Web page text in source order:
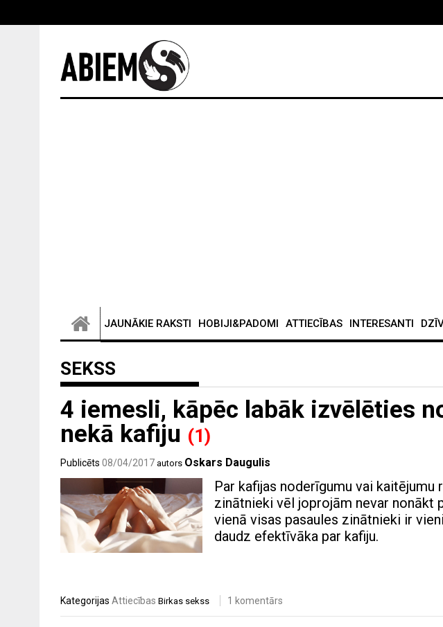
JAUNĀKIE RAKSTI HOBIJI&PADOMI ATTIECĪBAS INTERESANTI
SEKSS
4 iemesli, kāpēc labāk izvēlēties
nekā kafiju (1)
Publicēts 08/04/2017 autors Oskars Daugulis
Par kafijas noderīgumu vai
zinātnieki vēl joprojām nevar nonākt
vienā visas pasaules zinātnieki ir
daudz efektīvāka par kafiju.
Kategorijas Attiecības Birkas sekss 1 komentārs